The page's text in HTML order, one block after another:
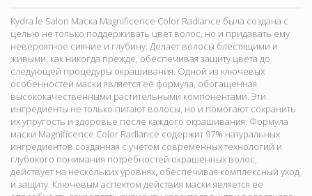
Kydra le Salon Маска Magnificence Color Radiance была создана с
целью не только поддерживать цвет волос, но и придавать ему
невероятное сияние и глубину. Делает волосы блестящими и
живыми, как никогда прежде, обеспечивая защиту цвета до
следующей процедуры окрашивания. Одной из ключевых
особенностей маски является её формула, обогащенная
высококачественными растительными компонентами. Эти
ингредиенты не только питают волосы, но и помогают сохранить
их упругость и здоровье после каждого окрашивания. Формула
маски Magnificence Color Radiance содержит 97% натуральных
ингредиентов созданная с учетом современных технологий и
глубокого понимания потребностей окрашенных волос,
действует на нескольких уровнях, обеспечивая комплексный уход
и защиту. Ключевым аспектом действия маски является ее